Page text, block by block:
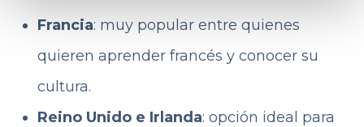
Francia: muy popular entre quienes
quieren aprender francés y conocer su
cultura.
Reino Unido e Irlanda: opción ideal para